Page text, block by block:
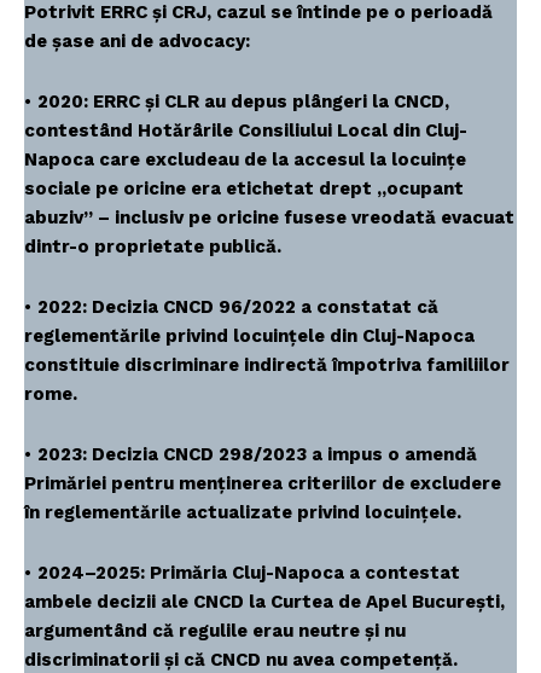
Potrivit ERRC și CRJ, cazul se întinde pe o perioadă
de șase ani de advocacy:
• 2020: ERRC și CLR au depus plângeri la CNCD,
contestând Hotărârile Consiliului Local din Cluj-
Napoca care excludeau de la accesul la locuințe
sociale pe oricine era etichetat drept „ocupant
abuziv” – inclusiv pe oricine fusese vreodată evacuat
dintr-o proprietate publică.
• 2022: Decizia CNCD 96/2022 a constatat că
reglementările privind locuințele din Cluj-Napoca
constituie discriminare indirectă împotriva familiilor
rome.
• 2023: Decizia CNCD 298/2023 a impus o amendă
Primăriei pentru menținerea criteriilor de excludere
în reglementările actualizate privind locuințele.
• 2024–2025: Primăria Cluj-Napoca a contestat
ambele decizii ale CNCD la Curtea de Apel București,
argumentând că regulile erau neutre și nu
discriminatorii și că CNCD nu avea competență.